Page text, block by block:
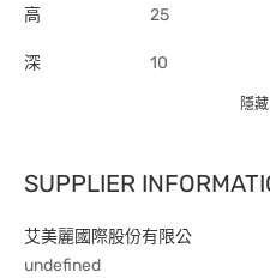
高 25
深 10
隱藏
SUPPLIER
艾美麗國際股份有限公
undefined